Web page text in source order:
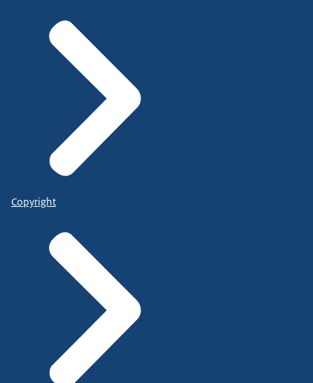
Copyright